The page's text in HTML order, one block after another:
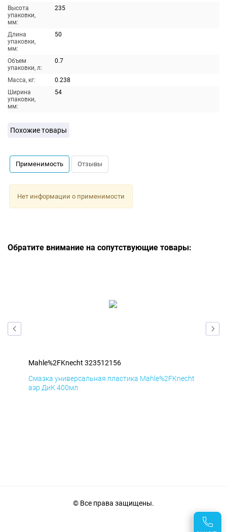
Высота
упаковки,
мм:
235
Длина
упаковки,
мм:
50
Объем
упаковки, л:
0.7
Масса, кг:
0.238
Ширина
упаковки,
мм:
54
Похожие товары
Применимость Отзывы
Нет информации о применимости
Обратите внимание на сопутствующие товары:
Mahle%2FKnecht 323512156
Смазка универсальная пластика Mahle%2FKnecht
аэр ДиК 400мл
© Все права защищены.